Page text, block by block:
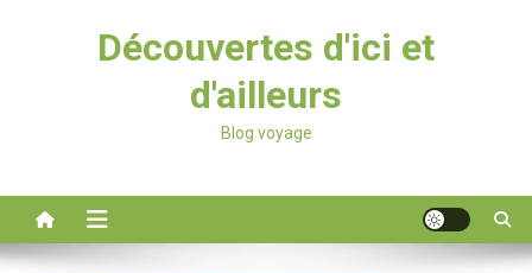
Découvertes d'ici et
d'ailleurs
Blog voyage